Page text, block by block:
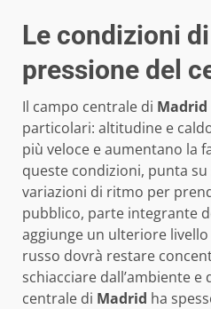
Le condizioni
pressione del
Il campo centrale di Madrid
particolari: altitudine e
più veloce e aumentano la
queste condizioni, punta
variazioni di ritmo per
pubblico, parte integrante
aggiunge un ulteriore
russo dovrà restare
schiacciare dall’ambiente e
centrale di Madrid ha